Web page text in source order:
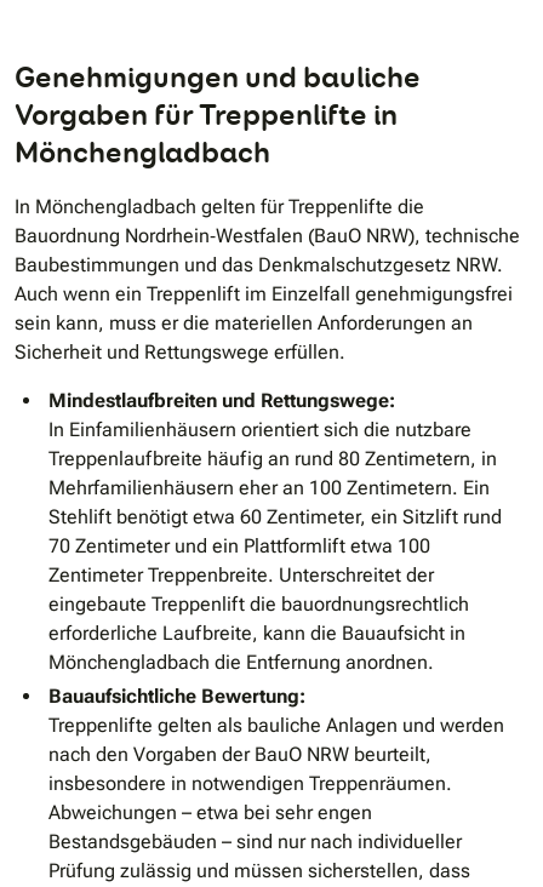
Genehmigungen und bauliche
Vorgaben für Treppenlifte in
Mönchengladbach
In Mönchengladbach gelten für Treppenlifte die
Bauordnung Nordrhein‐Westfalen (BauO NRW), technische
Baubestimmungen und das Denkmalschutzgesetz NRW.
Auch wenn ein Treppenlift im Einzelfall genehmigungsfrei
sein kann, muss er die materiellen Anforderungen an
Sicherheit und Rettungswege erfüllen.
Mindestlaufbreiten und Rettungswege:
In Einfamilienhäusern orientiert sich die nutzbare
Treppenlaufbreite häufig an rund 80 Zentimetern, in
Mehrfamilienhäusern eher an 100 Zentimetern. Ein
Stehlift benötigt etwa 60 Zentimeter, ein Sitzlift rund
70 Zentimeter und ein Plattformlift etwa 100
Zentimeter Treppenbreite. Unterschreitet der
eingebaute Treppenlift die bauordnungsrechtlich
erforderliche Laufbreite, kann die Bauaufsicht in
Mönchengladbach die Entfernung anordnen.
Bauaufsichtliche Bewertung:
Treppenlifte gelten als bauliche Anlagen und werden
nach den Vorgaben der BauO NRW beurteilt,
insbesondere in notwendigen Treppenräumen.
Abweichungen – etwa bei sehr engen
Bestandsgebäuden – sind nur nach individueller
Prüfung zulässig und müssen sicherstellen, dass